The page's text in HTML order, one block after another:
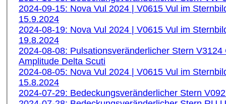
2024-09-15: Nova Vul 2024 | V0615 Vul im
15.9.2024
2024-08-19: Nova Vul 2024 | V0615 Vul im
19.8.2024
2024-08-08: Pulsationsveränderlicher Stern V3124
Amplitude Delta Scuti
2024-08-05: Nova Vul 2024 | V0615 Vul im
15.8.2024
2024-07-29: Bedeckungsveränderlicher Stern